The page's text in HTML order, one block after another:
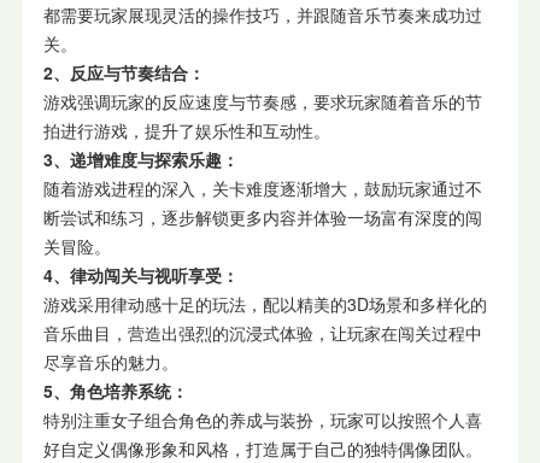
都需要玩家展现灵活的操作技巧，并跟随音乐节奏来成功过
关。
2、反应与节奏结合：
游戏强调玩家的反应速度与节奏感，要求玩家随着音乐的节
拍进行游戏，提升了娱乐性和互动性。
3、递增难度与探索乐趣：
随着游戏进程的深入，关卡难度逐渐增大，鼓励玩家通过不
断尝试和练习，逐步解锁更多内容并体验一场富有深度的闯
关冒险。
4、律动闯关与视听享受：
游戏采用律动感十足的玩法，配以精美的3D场景和多样化的
音乐曲目，营造出强烈的沉浸式体验，让玩家在闯关过程中
尽享音乐的魅力。
5、角色培养系统：
特别注重女子组合角色的养成与装扮，玩家可以按照个人喜
好自定义偶像形象和风格，打造属于自己的独特偶像团队。